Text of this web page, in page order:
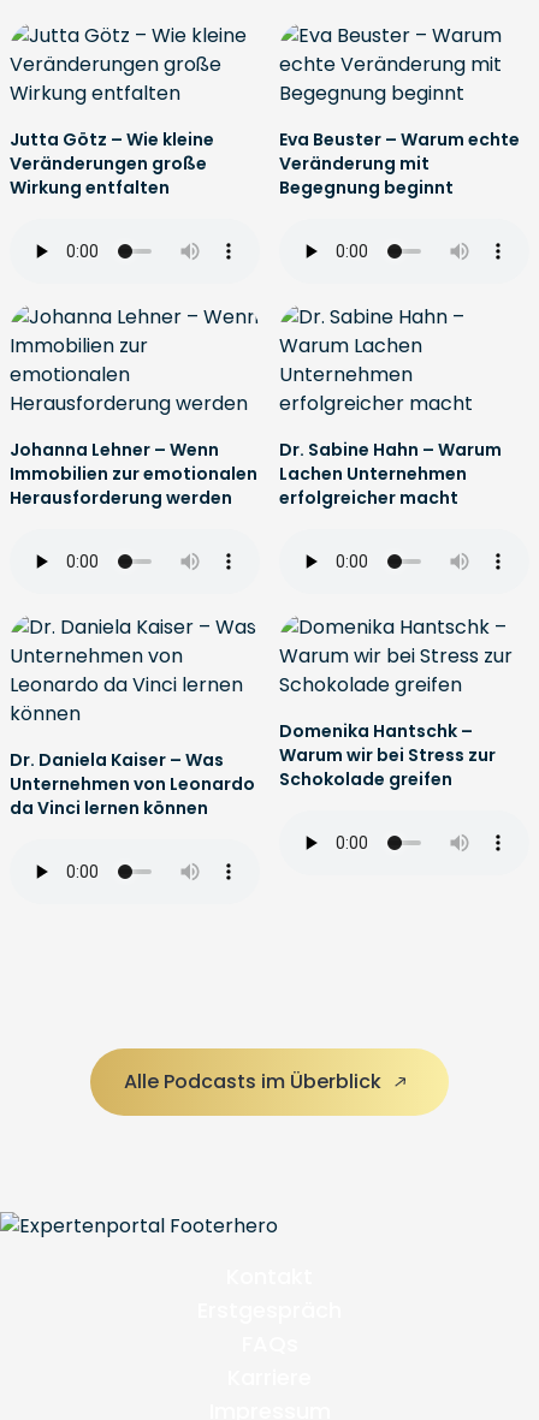
Jutta Götz – Wie kleine
Veränderungen große
Wirkung entfalten
Eva Beuster – Warum echte
Veränderung mit
Begegnung beginnt
Johanna Lehner – Wenn
Immobilien zur emotionalen
Herausforderung werden
Dr. Sabine Hahn – Warum
Lachen Unternehmen
erfolgreicher macht
Dr. Daniela Kaiser – Was
Unternehmen von Leonardo
da Vinci lernen können
Domenika Hantschk –
Warum wir bei Stress zur
Schokolade greifen
Alle Podcasts im Überblick